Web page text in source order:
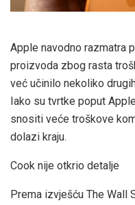
Apple navodno razmatra
proizvoda zbog rasta
već učinilo nekoliko
Iako su tvrtke poput
snositi veće troškove
dolazi kraju.
Cook nije otkrio detalje
Prema izvješću The Wall